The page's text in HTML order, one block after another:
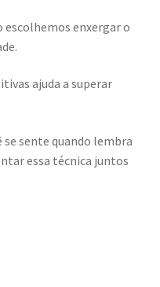
escolhemos enxergar o
ajuda a superar
se sente quando lembra
essa técnica juntos